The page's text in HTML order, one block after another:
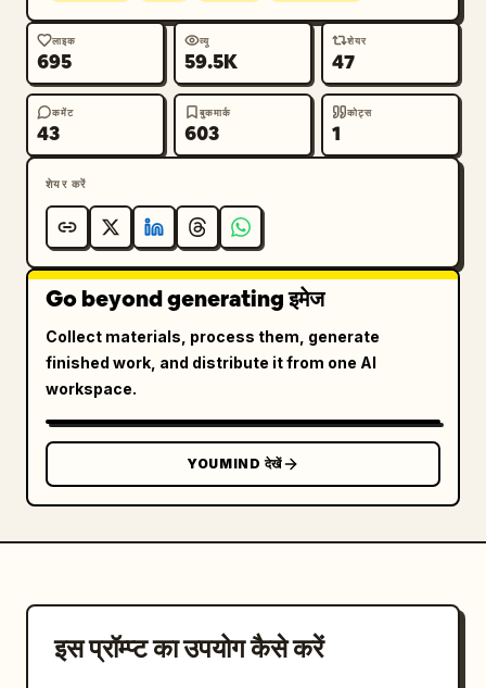
लाइक
695
व्यू
59.5K
शेयर
47
कमेंट
43
बुकमार्क
603
कोट्स
1
शेयर करें
Go beyond generating इमेज
Collect materials, process them, generate
finished work, and distribute it from one AI
workspace.
YOUMIND देखें
इस प्रॉम्प्ट का उपयोग कैसे करें